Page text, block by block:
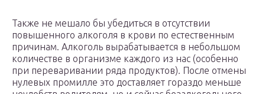
Также не мешало бы убедиться в отсутствии
повышенного алкоголя в крови по естественным
причинам. Алкоголь вырабатывается в небольшом
количестве в организме каждого из нас (особенно
при переваривании ряда продуктов). После отмены
нулевых промилле это доставляет гораздо меньше